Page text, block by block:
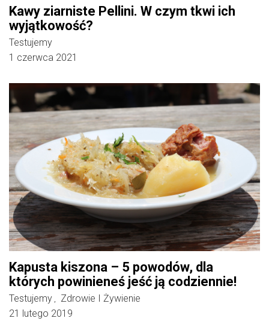
Kawy ziarniste Pellini. W czym tkwi ich
wyjątkowość?
Testujemy
1 czerwca 2021
Kapusta kiszona – 5 powodów, dla
których powinieneś jeść ją codziennie!
Testujemy ,
Zdrowie I Żywienie
21 lutego 2019